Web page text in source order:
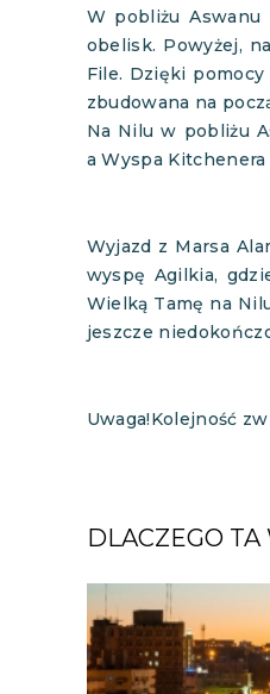
W pobliżu Aswanu
obelisk. Powyżej,
File. Dzięki
zbudowana na
Na Nilu w pobliżu
a Wyspa
Wyjazd z Marsa
wyspę Agilkia,
Wielką Tamę na
jeszcze
Uwaga!Kolejność
DLACZEGO TA